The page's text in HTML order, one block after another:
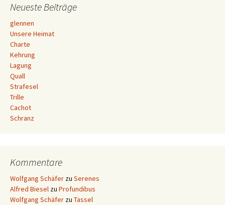
Neueste Beiträge
glennen
Unsere Heimat
Charte
Kehrung
Lagung
Quall
Strafesel
Trille
Cachot
Schranz
Kommentare
Wolfgang Schäfer zu Serenes
Alfred Biesel zu Profundibus
Wolfgang Schäfer zu Tassel